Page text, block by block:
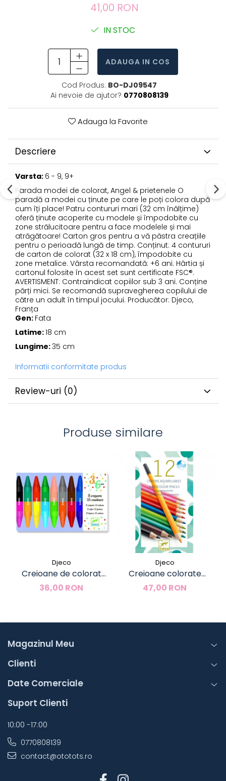
41,00 RON
IN STOC
ADAUGA IN COS
Cod Produs: BO-DJ09547
Ai nevoie de ajutor? 0770808139
Adauga la Favorite
Descriere
Varsta: 6 - 9, 9+
Parada modei de colorat, Angel & prietenele O
paradă a modei cu ținute pe care le poți colora după
cum îți place! Patru contururi mari (32 cm înălțime)
oferă ținute acoperite cu modele și împodobite cu
zone strălucitoare pentru a face modelele și mai
atrăgătoare! Carton gros pentru a vă păstra creațiile
pentru o perioadă lungă de timp. Conținut: 4 contururi
de carton de colorat (32 x 18 cm), împodobite cu
zone metalice. Vârsta recomandată: +6 ani. Hârtia și
cartonul folosite în acest set sunt certificate FSC®.
AVERTISMENT: Contraindicat copiilor sub 3 ani. Conține
părți mici. Se recomandă supravegherea copilului de
către un adult în timpul jocului. Producător: Djeco,
Franța
Gen: Fata
Latime:18 cm
Lungime:35 cm
Informatii conformitate produs
Review-uri (0)
Produse similare
Djeco
Creioane de colorat
duble, Djeco
36,00 RON
Djeco
Creioane colorate
acuarela, Djeco
47,00 RON
Magazinul Meu
Clienti
Date Comerciale
Suport Clienti
10:00 -17:00
0770808139
contact@ototots.ro